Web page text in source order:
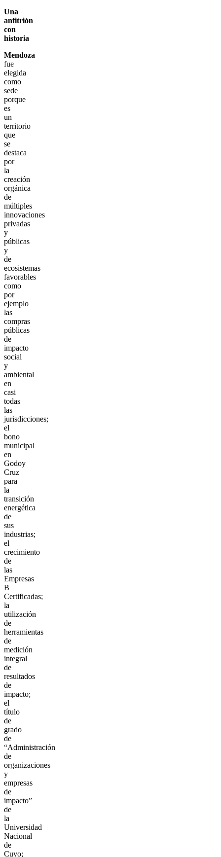
Una
anfitrión
con
historia
Mendoza
fue
elegida
como
sede
porque
es
un
territorio
que
se
destaca
por
la
creación
orgánica
de
múltiples
innovaciones
privadas
y
públicas
y
de
ecosistemas
favorables
como
por
ejemplo
las
compras
públicas
de
impacto
social
y
ambiental
en
casi
todas
las
jurisdicciones;
el
bono
municipal
en
Godoy
Cruz
para
la
transición
energética
de
sus
industrias;
el
crecimiento
de
las
Empresas
B
Certificadas;
la
utilización
de
herramientas
de
medición
integral
de
resultados
de
impacto;
el
título
de
grado
de
“Administración
de
organizaciones
y
empresas
de
impacto”
de
la
Universidad
Nacional
de
Cuyo;